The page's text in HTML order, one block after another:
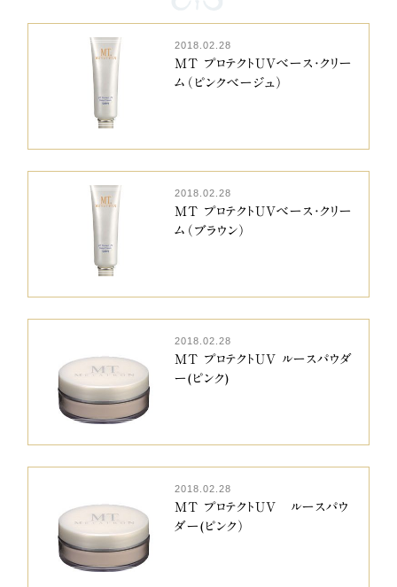
2018.02.28
MT プロテクトUVベース・クリー
ム（ピンクベージュ）
2018.02.28
MT プロテクトUVベース・クリー
ム（ブラウン）
2018.02.28
MT プロテクトUV ルースパウダ
ー(ピンク)
2018.02.28
MT プロテクトUV ルースパウ
ダー(ピンク）